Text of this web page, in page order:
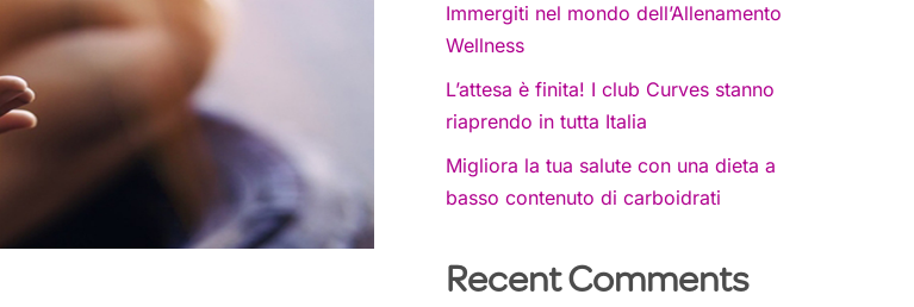
Immergiti nel mondo dell’Allenamento
Wellness
L’attesa è finita! I club Curves stanno
riaprendo in tutta Italia
Migliora la tua salute con una dieta a
basso contenuto di carboidrati
Recent Comments